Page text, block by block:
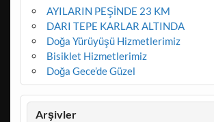
AYILARIN PEŞİNDE 23 KM
DARI TEPE KARLAR ALTINDA
Doğa Yürüyüşü Hizmetlerimiz
Bisiklet Hizmetlerimiz
Doğa Gece’de Güzel
Arşivler